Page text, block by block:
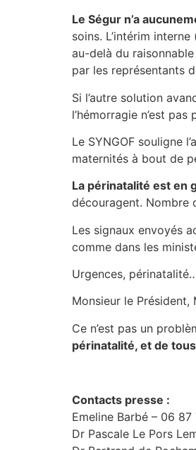
Le Ségur n’a
soins. L’intérim
au-delà du
par les représentants
Si l’autre solution
l’hémorragie n’est
Le SYNGOF souligne
maternités à bout de
La périnatalité est en
découragent. Nombre
Les signaux envoyés
comme dans les
Urgences,
Monsieur le
Ce n’est pas un
périnatalité, et de
Contacts presse :
Emeline Barbé – 06 87
Dr Pascale Le Pors